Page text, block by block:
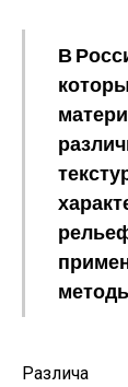
В
Различа